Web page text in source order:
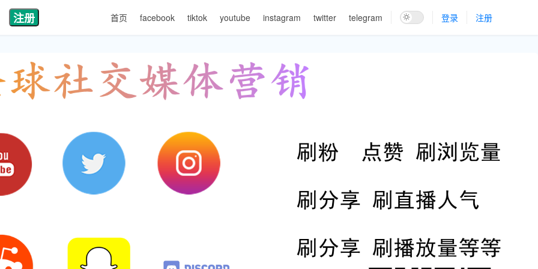
注册 首页 facebook tiktok youtube instagram twitter telegram 登录 注册